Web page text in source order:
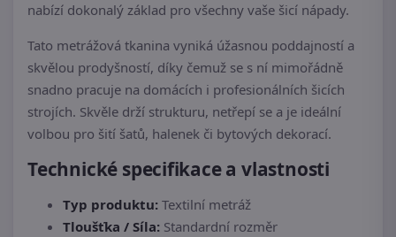
nabízí dokonalý základ pro všechny vaše šicí nápady.
Tato metrážová tkanina vyniká úžasnou poddajností a
skvělou prodyšností, díky čemuž se s ní mimořádně
snadno pracuje na domácích i profesionálních šicích
strojích. Skvěle drží strukturu, netřepí se a je ideální
volbou pro šití šatů, halenek či bytových dekorací.
Technické specifikace a vlastnosti
Typ produktu: Textilní metráž
Tloušťka / Síla: Standardní rozměr